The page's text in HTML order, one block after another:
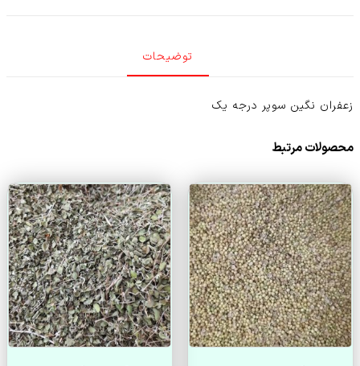
توضیحات
زعفران نگین سوپر درجه یک
محصولات مرتبط